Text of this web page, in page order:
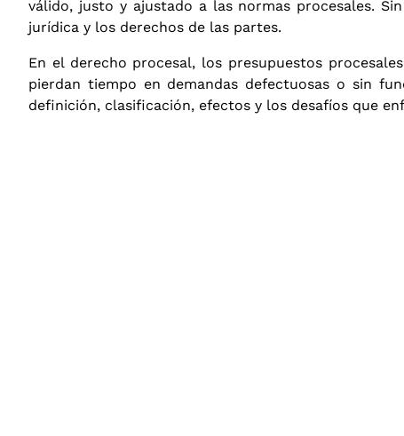
válido, justo y ajustado a las normas procesales.
jurídica y los derechos de las partes.
En el derecho procesal, los presupuestos
pierdan tiempo en demandas defectuosas o sin
definición, clasificación, efectos y los desafíos que